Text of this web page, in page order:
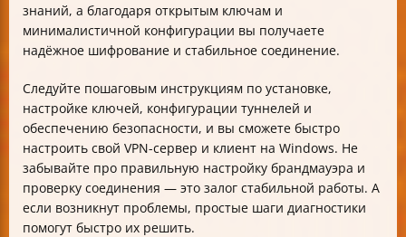
знаний, а благодаря открытым ключам и
минималистичной конфигурации вы получаете
надёжное шифрование и стабильное соединение.
Следуйте пошаговым инструкциям по установке,
настройке ключей, конфигурации туннелей и
обеспечению безопасности, и вы сможете быстро
настроить свой VPN-сервер и клиент на Windows. Не
забывайте про правильную настройку брандмауэра и
проверку соединения — это залог стабильной работы. А
если возникнут проблемы, простые шаги диагностики
помогут быстро их решить.